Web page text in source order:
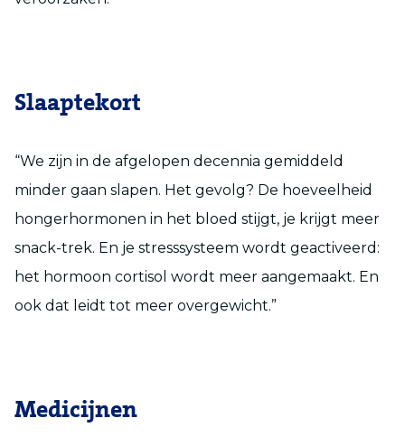
Slaaptekort
“We zijn in de afgelopen decennia gemiddeld
minder gaan slapen. Het gevolg? De hoeveelheid
hongerhormonen in het bloed stijgt, je krijgt meer
snack-trek. En je stresssysteem wordt geactiveerd:
het hormoon cortisol wordt meer aangemaakt. En
ook dat leidt tot meer overgewicht.”
Medicijnen